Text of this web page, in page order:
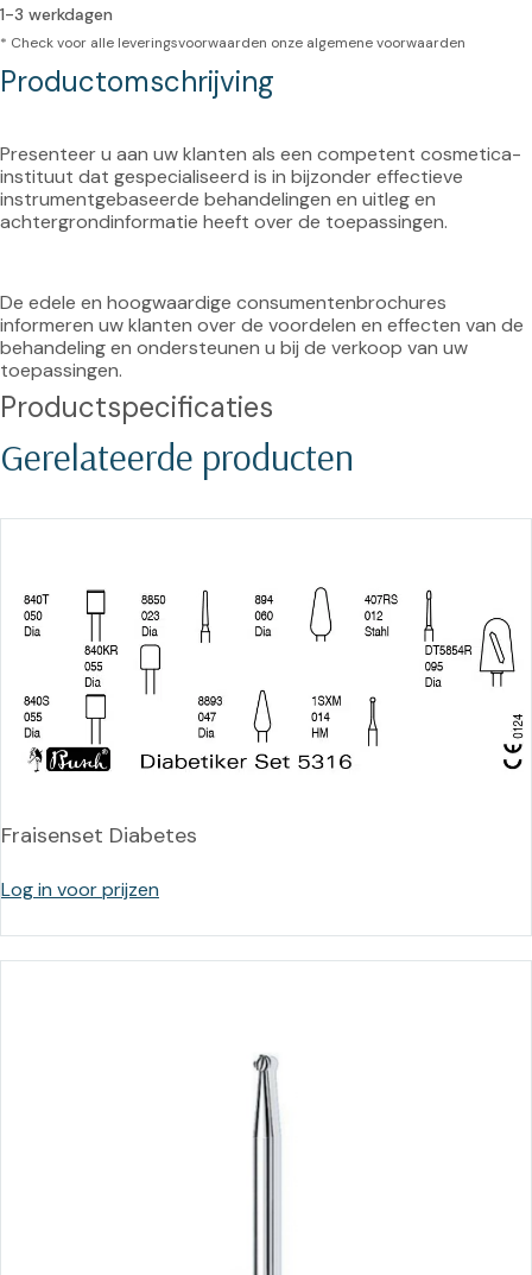
1-3 werkdagen
* Check voor alle leveringsvoorwaarden onze algemene voorwaarden
Productomschrijving
Presenteer u aan uw klanten als een competent cosmetica-
instituut dat gespecialiseerd is in bijzonder effectieve
instrumentgebaseerde behandelingen en uitleg en
achtergrondinformatie heeft over de toepassingen.
De edele en hoogwaardige consumentenbrochures
informeren uw klanten over de voordelen en effecten van de
behandeling en ondersteunen u bij de verkoop van uw
toepassingen.
Productspecificaties
Gerelateerde producten
Fraisenset Diabetes
Log in voor prijzen